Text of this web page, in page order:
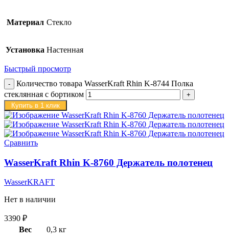
Материал Стекло
Установка Настенная
Быстрый просмотр
Количество товара WasserKraft Rhin K-8744 Полка
стеклянная с бортиком
Купить в 1 клик
Сравнить
WasserKraft Rhin K-8760 Держатель полотенец
WasserKRAFT
Нет в наличии
3390 ₽
Вес
0,3 кг